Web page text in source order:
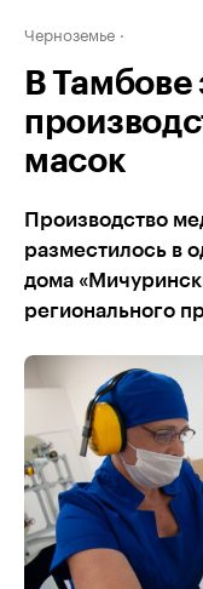
Черноземье
В Тамбове
масок
Производство
разместилось в
дома
регионального